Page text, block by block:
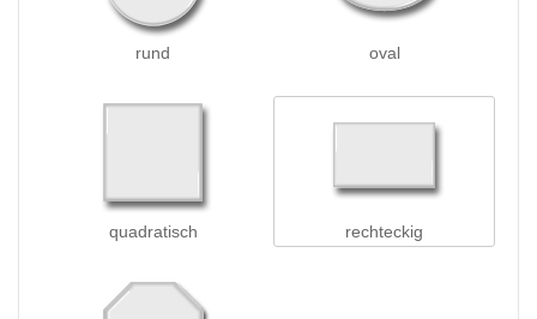
rund oval
quadratisch rechteckig